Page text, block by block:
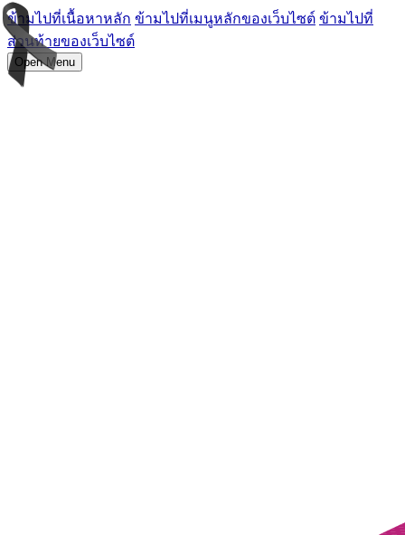
ข้ามไปที่เนื้อหาหลัก ข้ามไปที่เมนูหลักของเว็บไซต์ ข้ามไปที่
ส่วนท้ายของเว็บไซต์
Open Menu